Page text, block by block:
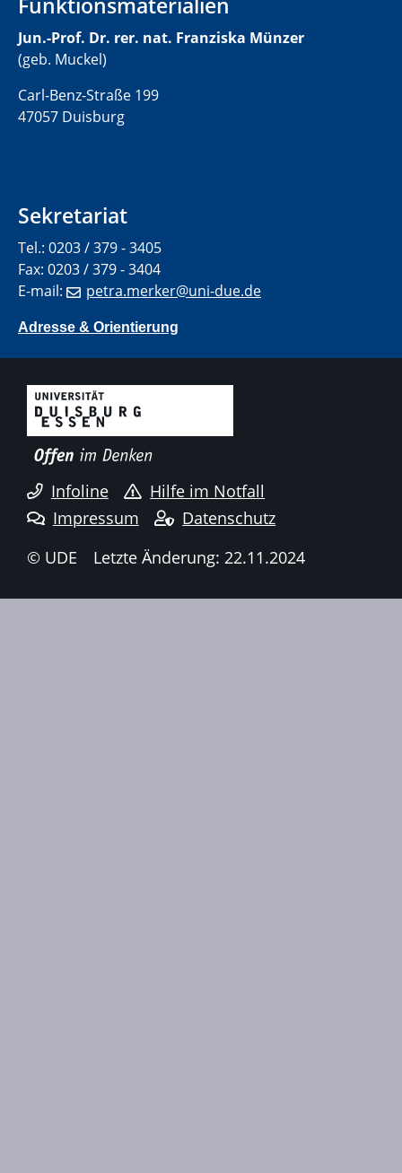
Jun.-Prof. Dr. rer. nat. Franziska Münzer
(geb. Muckel)
Carl-Benz-Straße 199
47057 Duisburg
Sekretariat
Tel.: 0203 / 379 - 3405
Fax: 0203 / 379 - 3404
E-mail:
petra.merker@uni-due.de
Adresse & Orientierung
Infoline
Hilfe im Notfall
Impressum
Datenschutz
© UDE
Letzte Änderung: 22.11.2024